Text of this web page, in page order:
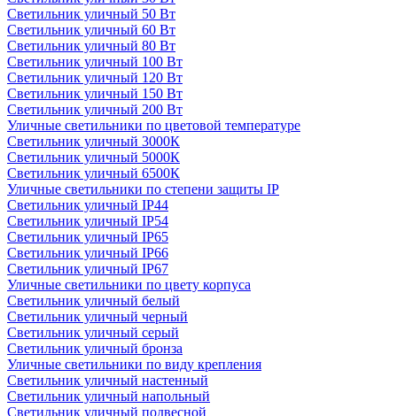
Светильник уличный 50 Вт
Светильник уличный 60 Вт
Светильник уличный 80 Вт
Светильник уличный 100 Вт
Светильник уличный 120 Вт
Светильник уличный 150 Вт
Светильник уличный 200 Вт
Уличные светильники по цветовой температуре
Cветильник уличный 3000К
Cветильник уличный 5000К
Cветильник уличный 6500К
Уличные светильники по степени защиты IP
Светильник уличный IP44
Светильник уличный IP54
Светильник уличный IP65
Светильник уличный IP66
Светильник уличный IP67
Уличные светильники по цвету корпуса
Светильник уличный белый
Светильник уличный черный
Светильник уличный серый
Светильник уличный бронза
Уличные светильники по виду крепления
Светильник уличный настенный
Светильник уличный напольный
Светильник уличный подвесной